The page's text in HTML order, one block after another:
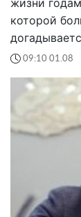
жизни
которой
09:10 01.08